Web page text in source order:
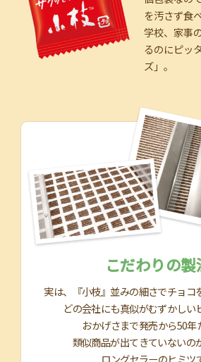
を汚さず食
学校、家事
るのにピッ
ズ」。
こだわりの製
実は、『小枝』並みの細さでチョコ
どの会社にも真似がむずかしい
おかげさまで発売から50年
類似商品が出てきていないの
ロングセラーのヒミツ